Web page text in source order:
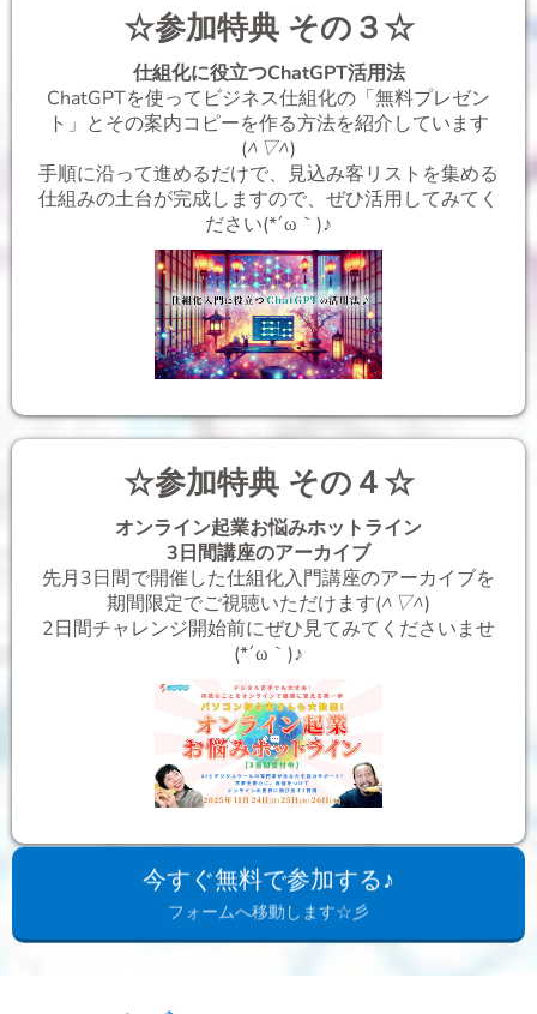
☆参加特典 その３☆
仕組化に役立つChatGPT活用法
ChatGPTを使ってビジネス仕組化の「無料プレゼン
ト」とその案内コピーを作る方法を紹介しています
(^▽^)
手順に沿って進めるだけで、見込み客リストを集める
仕組みの土台が完成しますので、ぜひ活用してみてく
ださい(*´ω｀)♪
☆参加特典 その４☆
オンライン起業お悩みホットライン
3日間講座のアーカイブ
先月3日間で開催した仕組化入門講座のアーカイブを
期間限定でご視聴いただけます(^▽^)
2日間チャレンジ開始前にぜひ見てみてくださいませ
(*´ω｀)♪
今すぐ無料で参加する♪
フォームへ移動します☆彡